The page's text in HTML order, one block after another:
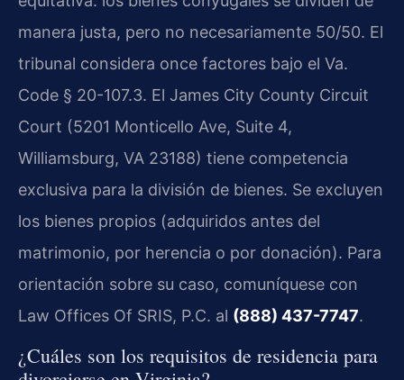
manera justa, pero no necesariamente 50/50. El
tribunal considera once factores bajo el Va.
Code § 20-107.3. El James City County Circuit
Court (5201 Monticello Ave, Suite 4,
Williamsburg, VA 23188) tiene competencia
exclusiva para la división de bienes. Se excluyen
los bienes propios (adquiridos antes del
matrimonio, por herencia o por donación). Para
orientación sobre su caso, comuníquese con
Law Offices Of SRIS, P.C. al (888) 437-7747.
¿Cuáles son los requisitos de residencia para